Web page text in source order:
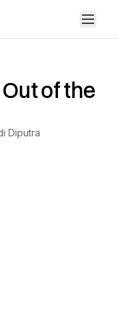
of the
Diputra